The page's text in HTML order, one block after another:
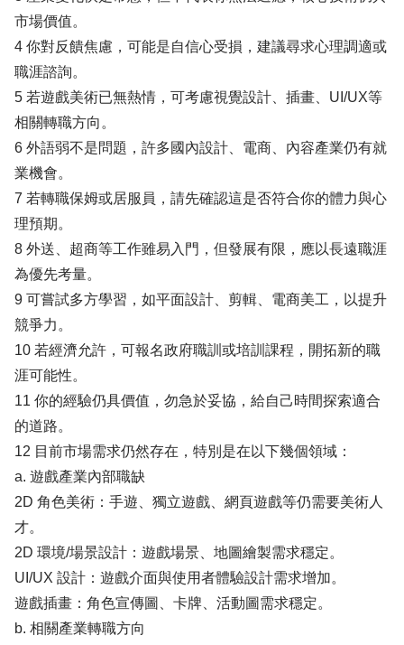
市場價值。
4 你對反饋焦慮，可能是自信心受損，建議尋求心理調適或
職涯諮詢。
5 若遊戲美術已無熱情，可考慮視覺設計、插畫、UI/UX等
相關轉職方向。
6 外語弱不是問題，許多國內設計、電商、內容產業仍有就
業機會。
7 若轉職保姆或居服員，請先確認這是否符合你的體力與心
理預期。
8 外送、超商等工作雖易入門，但發展有限，應以長遠職涯
為優先考量。
9 可嘗試多方學習，如平面設計、剪輯、電商美工，以提升
競爭力。
10 若經濟允許，可報名政府職訓或培訓課程，開拓新的職
涯可能性。
11 你的經驗仍具價值，勿急於妥協，給自己時間探索適合
的道路。
12 目前市場需求仍然存在，特別是在以下幾個領域：
a. 遊戲產業內部職缺
2D 角色美術：手遊、獨立遊戲、網頁遊戲等仍需要美術人
才。
2D 環境/場景設計：遊戲場景、地圖繪製需求穩定。
UI/UX 設計：遊戲介面與使用者體驗設計需求增加。
遊戲插畫：角色宣傳圖、卡牌、活動圖需求穩定。
b. 相關產業轉職方向